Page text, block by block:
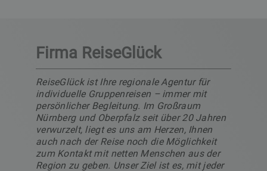
Firma ReiseGlück
ReiseGlück ist Ihre regionale Agentur für
individuelle Gruppenreisen – immer mit
persönlicher Begleitung. Im Großraum
Nürnberg und Oberpfalz seit über 20 Jahren
verwurzelt, liegt es uns am Herzen, Ihnen
auch nach der Reise noch die Möglichkeit
zum Kontakt mit netten Menschen aus der
Region zu geben. Unser Ziel ist es, mit jeder